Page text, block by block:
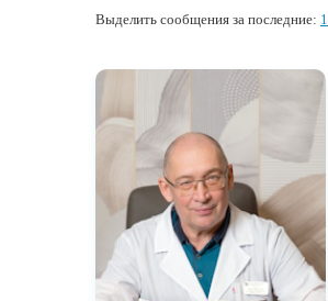
Выделить сообщения за последние: 1